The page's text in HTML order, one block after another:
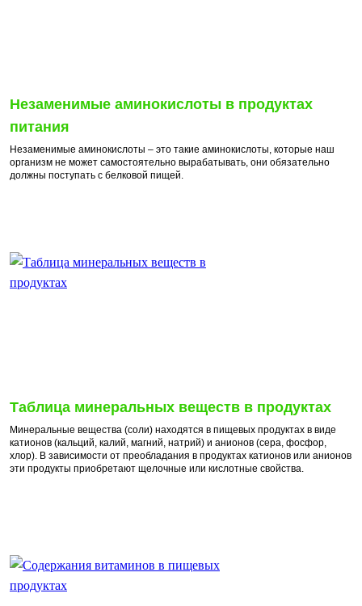
Незаменимые аминокислоты в продуктах
питания
Незаменимые аминокислоты – это такие аминокислоты, которые наш
организм не может самостоятельно вырабатывать, они обязательно
должны поступать с белковой пищей.
Таблица минеральных веществ в продуктах
Минеральные вещества (соли) находятся в пищевых продуктах в виде
катионов (кальций, калий, магний, натрий) и анионов (сера, фосфор,
хлор). В зависимости от преобладания в продуктах катионов или анионов
эти продукты приобретают щелочные или кислотные свойства.